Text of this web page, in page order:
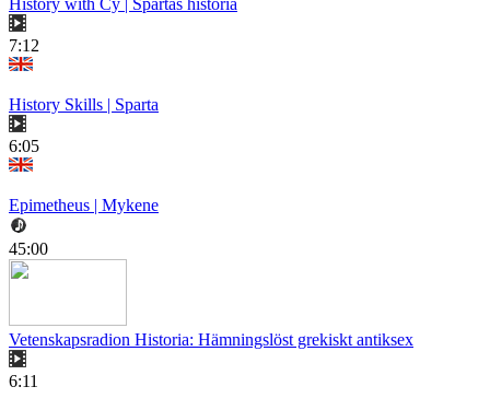
History with Cy | Spartas historia
7:12
History Skills | Sparta
6:05
Epimetheus | Mykene
45:00
Vetenskapsradion Historia: Hämningslöst grekiskt antiksex
6:11